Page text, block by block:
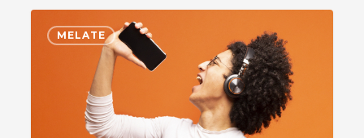
MELATE